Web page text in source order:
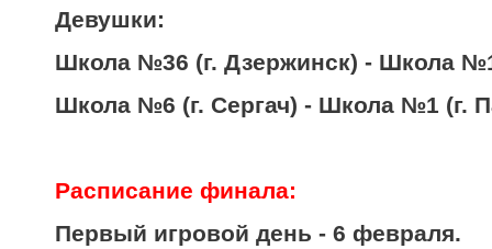
Девушки:
Школа №36 (г. Дзержинск) - Школа
Школа №6 (г. Сергач) - Школа №1 (г.
Расписание финала:
Первый игровой день - 6 февраля.